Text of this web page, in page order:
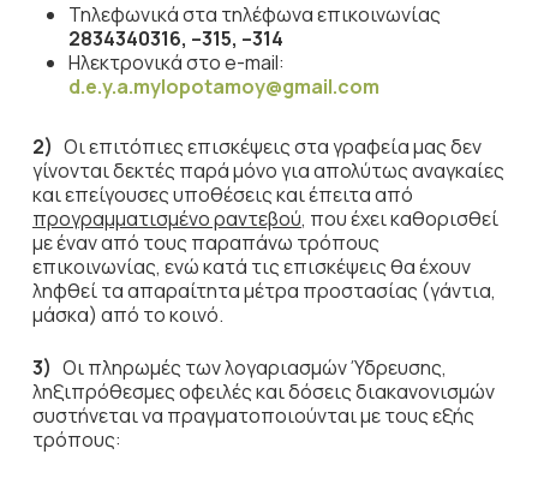
Τηλεφωνικά στα τηλέφωνα επικοινωνίας
2834340316, –315, –314
Ηλεκτρονικά στο e-mail:
d.e.y.a.mylopotamoy@gmail.com
2) Οι επιτόπιες επισκέψεις στα γραφεία μας δεν
γίνονται δεκτές παρά μόνο για απολύτως αναγκαίες
και επείγουσες υποθέσεις και έπειτα από
προγραμματισμένο ραντεβού, που έχει καθορισθεί
με έναν από τους παραπάνω τρόπους
επικοινωνίας, ενώ κατά τις επισκέψεις θα έχουν
ληφθεί τα απαραίτητα μέτρα προστασίας (γάντια,
μάσκα) από το κοινό.
3) Οι πληρωμές των λογαριασμών Ύδρευσης,
ληξιπρόθεσμες οφειλές και δόσεις διακανονισμών
συστήνεται να πραγματοποιούνται με τους εξής
τρόπους: